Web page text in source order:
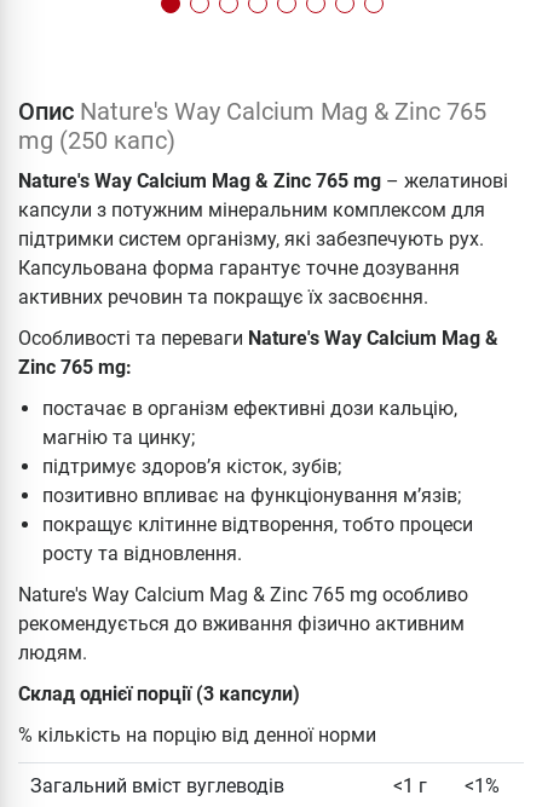
Опис Nature's Way Calcium Mag & Zinc 765
mg (250 капс)
Nature's Way Calcium Mag & Zinc 765 mg – желатинові
капсули з потужним мінеральним комплексом для
підтримки систем організму, які забезпечують рух.
Капсульована форма гарантує точне дозування
активних речовин та покращує їх засвоєння.
Особливості та переваги Nature's Way Calcium Mag &
Zinc 765 mg:
постачає в організм ефективні дози кальцію,
магнію та цинку;
підтримує здоров’я кісток, зубів;
позитивно впливає на функціонування м’язів;
покращує клітинне відтворення, тобто процеси
росту та відновлення.
Nature's Way Calcium Mag & Zinc 765 mg особливо
рекомендується до вживання фізично активним
людям.
Склад однієї порції (3 капсули)
% кількість на порцію від денної норми
Загальний вміст вуглеводів <1 г <1%